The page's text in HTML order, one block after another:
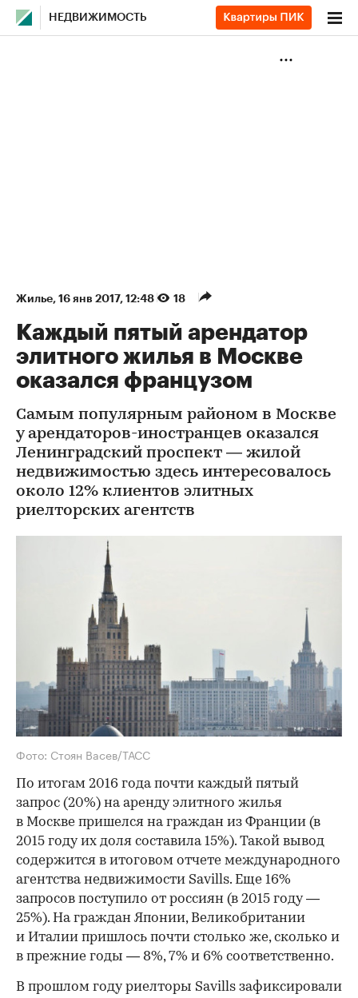
НЕДВИЖИМОСТЬ
Жилье⁠, 16 янв 2017, 12:48 18
Каждый пятый арендатор
элитного жилья в Москве
оказался французом
Самым популярным районом в Москве
у арендаторов-иностранцев оказался
Ленинградский проспект — жилой
недвижимостью здесь интересовалось
около 12% клиентов элитных
риелторских агентств
Фото: Стоян Васев/ТАСС
По итогам 2016 года почти каждый пятый
запрос (20%) на аренду элитного жилья
в Москве пришелся на граждан из Франции (в
2015 году их доля составила 15%). Такой вывод
содержится в итоговом отчете международного
агентства недвижимости Savills. Еще 16%
запросов поступило от россиян (в 2015 году —
25%). На граждан Японии, Великобритании
и Италии пришлось почти столько же, сколько и
в прежние годы — 8%, 7% и 6% соответственно.
В прошлом году риелторы Savills зафиксировали